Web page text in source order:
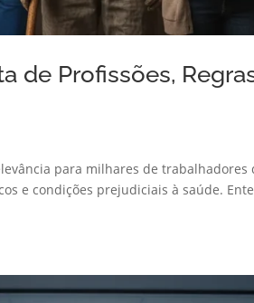
de Profissões,
para milhares de trabalhadores
e condições prejudiciais à saúde.